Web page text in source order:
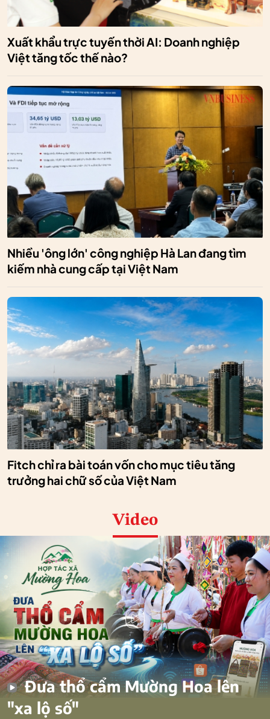
Xuất khẩu trực tuyến thời AI: Doanh nghiệp
Việt tăng tốc thế nào?
Nhiều 'ông lớn' công nghiệp Hà Lan đang tìm
kiếm nhà cung cấp tại Việt Nam
Fitch chỉ ra bài toán vốn cho mục tiêu tăng
trưởng hai chữ số của Việt Nam
Video
Đưa thổ cẩm Mường Hoa lên
"xa lộ số"